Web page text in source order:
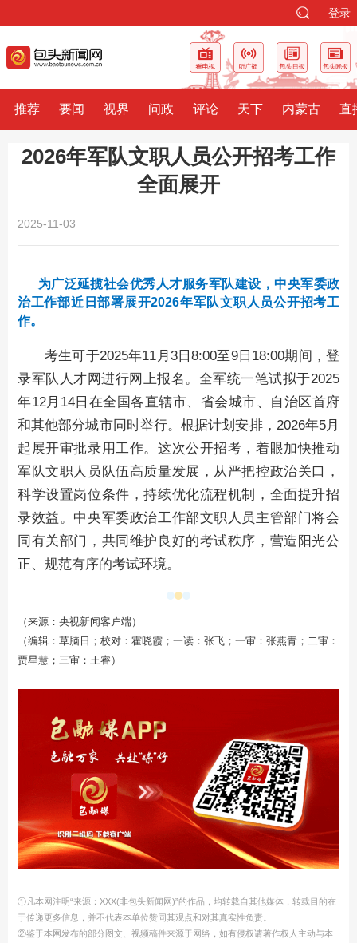
登录
推荐 要闻 视界 问政 评论 天下 内蒙古 直
2026年军队文职人员公开招考工作
全面展开
2025-11-03
为广泛延揽社会优秀人才服务军队建设，中央军委政
治工作部近日部署展开2026年军队文职人员公开招考工
作。
考生可于2025年11月3日8:00至9日18:00期间，登
录军队人才网进行网上报名。全军统一笔试拟于2025
年12月14日在全国各直辖市、省会城市、自治区首府
和其他部分城市同时举行。根据计划安排，2026年5月
起展开审批录用工作。这次公开招考，着眼加快推动
军队文职人员队伍高质量发展，从严把控政治关口，
科学设置岗位条件，持续优化流程机制，全面提升招
录效益。中央军委政治工作部文职人员主管部门将会
同有关部门，共同维护良好的考试秩序，营造阳光公
正、规范有序的考试环境。
（来源：央视新闻客户端）
（编辑：草脑日；校对：霍晓霞；一读：张飞；一审：张燕青；二审：
贾星慧；三审：王睿）
①凡本网注明“来源：XXX(非包头新闻网)”的作品，均转载自其他媒体，转载目的在
于传递更多信息，并不代表本单位赞同其观点和对其真实性负责。
②鉴于本网发布的部分图文、视频稿件来源于网络，如有侵权请著作权人主动与本